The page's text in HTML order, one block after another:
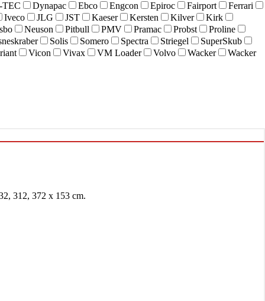
Dynapac Ebco Engcon Epiroc Fairport
Ferrari
Iveco
JLG JST Kaeser Kersten Kilver
Kirk
Neuson Pitbull PMV Pramac Probst
Proline
Solis Somero Spectra Striegel
SuperSkub
Vicon Vivax VM Loader Volvo Wacker Wacker
312, 372 x 153 cm.